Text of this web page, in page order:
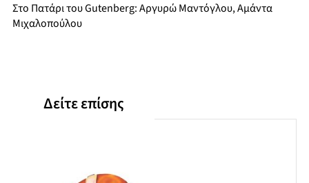
Στο Πατάρι του Gutenberg: Αργυρώ Μαντόγλου, Αμάντα
Μιχαλοπούλου
Δείτε επίσης